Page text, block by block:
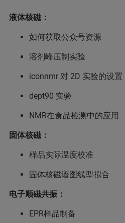
液体核磁：
如何获取公众号资源
溶剂峰压制实验
iconnmr 对 2D 实验的设置
dept90 实验
NMR在食品检测中的应用
固体核磁：
样品实际温度校准
固体核磁谱图线型拟合
电子顺磁共振：
EPR样品制备